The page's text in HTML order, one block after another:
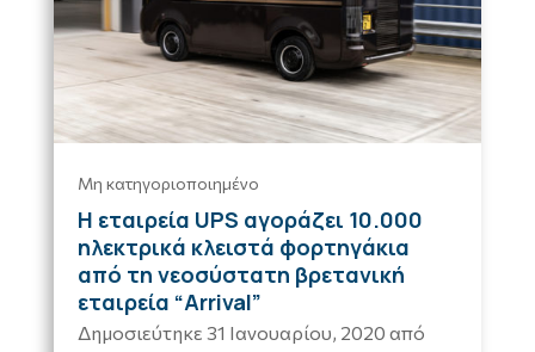
Η εταιρεία UPS αγοράζει 10.000
ηλεκτρικά κλειστά φορτηγάκια
από τη νεοσύστατη βρετανική
εταιρεία “Arrival”
Μη κατηγοριοποιημένο
Δημοσιεύτηκε 31 Ιανουαρίου, 2020 από